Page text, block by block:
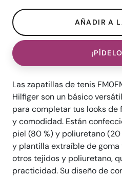
Las zapatillas de tenis
Hilfiger son un básico
para completar tus looks de
y comodidad. Están
piel (80 %) y poliuretano
y plantilla extraíble de
otros tejidos y poliuretano,
practicidad. Su diseño de